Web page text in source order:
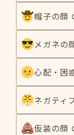
帽子の顔
メガネの
心配・困
ネガティ
仮装の顔